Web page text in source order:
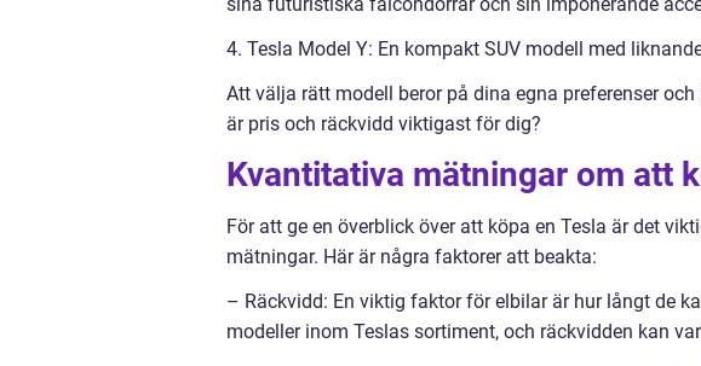
4. Tesla Model Y: En kompakt SUV modell med
Att välja rätt modell beror på dina egna preferenser
är pris och räckvidd viktigast för dig?
Kvantitativa mätningar om att
För att ge en överblick över att köpa en Tesla är det
mätningar. Här är några faktorer att beakta:
– Räckvidd: En viktig faktor för elbilar är hur långt de
modeller inom Teslas sortiment, och räckvidden kan